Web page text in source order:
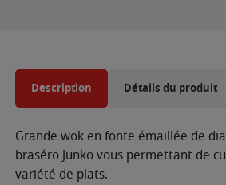
Description Détails du produit
Grande wok en fonte émaillée de
braséro Junko vous permettant de
variété de plats.